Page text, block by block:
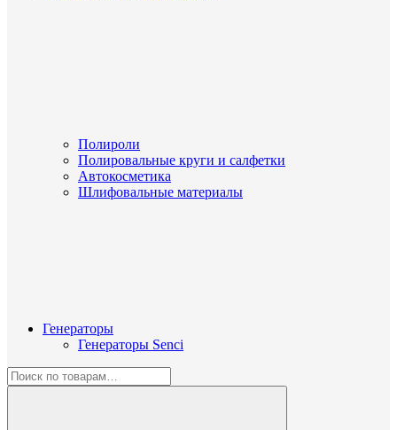
Полироли
Полировальные круги и салфетки
Автокосметика
Шлифовальные материалы
Генераторы
Генераторы Senci